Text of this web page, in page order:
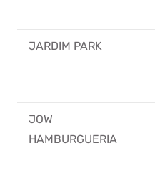
JARDIM PARK
JOW
HAMBURGUERIA